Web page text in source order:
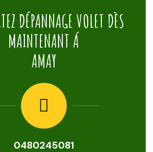
DÉPANNAGE VOLET DÈS
MAINTENANT Á
AMAY
0480245081